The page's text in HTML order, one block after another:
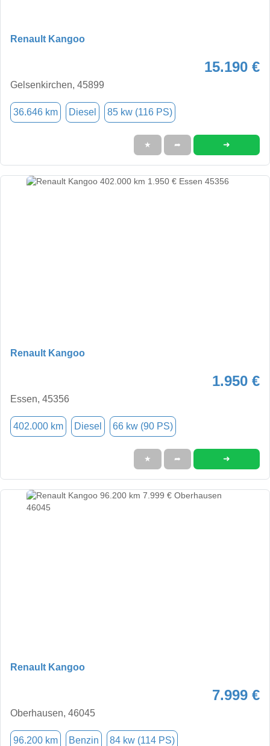
Renault Kangoo
15.190 €
Gelsenkirchen, 45899
36.646 km Diesel 85 kw (116 PS)
★ ➦ ➜
Renault Kangoo
1.950 €
Essen, 45356
402.000 km Diesel 66 kw (90 PS)
★ ➦ ➜
Renault Kangoo
7.999 €
Oberhausen, 46045
96.200 km Benzin 84 kw (114 PS)